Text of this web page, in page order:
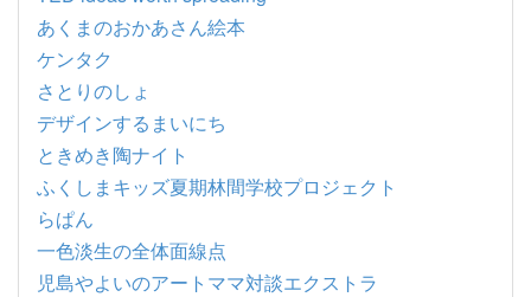
あくまのおかあさん絵本
ケンタク
さとりのしょ
デザインするまいにち
ときめき陶ナイト
ふくしまキッズ夏期林間学校プロジェクト
らぱん
一色淡生の全体面線点
児島やよいのアートママ対談エクストラ